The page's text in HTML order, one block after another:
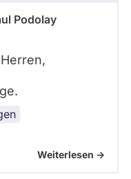
Podolay
Weiterlesen ->